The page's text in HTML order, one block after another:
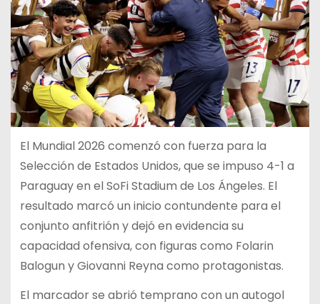
El Mundial 2026 comenzó con fuerza para la
Selección de Estados Unidos, que se impuso 4-1 a
Paraguay en el SoFi Stadium de Los Ángeles. El
resultado marcó un inicio contundente para el
conjunto anfitrión y dejó en evidencia su
capacidad ofensiva, con figuras como Folarin
Balogun y Giovanni Reyna como protagonistas.
El marcador se abrió temprano con un autogol